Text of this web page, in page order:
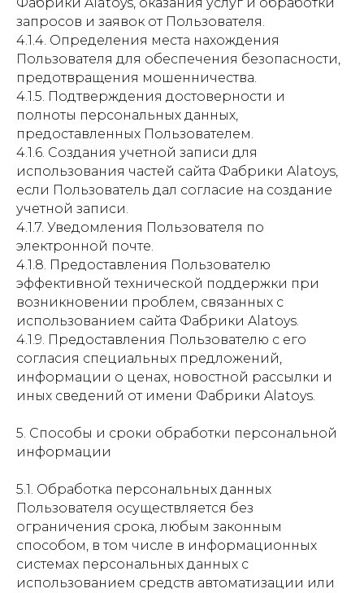
запросов и заявок от Пользователя.
4.1.4. Определения места нахождения
Пользователя для обеспечения безопасности,
предотвращения мошенничества.
4.1.5. Подтверждения достоверности и
полноты персональных данных,
предоставленных Пользователем.
4.1.6. Создания учетной записи для
использования частей сайта Фабрики Alatoys,
если Пользователь дал согласие на создание
учетной записи.
4.1.7. Уведомления Пользователя по
электронной почте.
4.1.8. Предоставления Пользователю
эффективной технической поддержки при
возникновении проблем, связанных с
использованием сайта Фабрики Alatoys.
4.1.9. Предоставления Пользователю с его
согласия специальных предложений,
информации о ценах, новостной рассылки и
иных сведений от имени Фабрики Alatoys.
5. Способы и сроки обработки персональной
информации
5.1. Обработка персональных данных
Пользователя осуществляется без
ограничения срока, любым законным
способом, в том числе в информационных
системах персональных данных с
использованием средств автоматизации или